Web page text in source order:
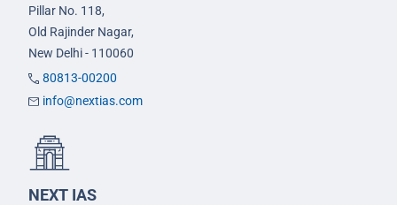
Pillar No. 118,
Old Rajinder Nagar,
New Delhi - 110060
80813-00200
info@nextias.com
NEXT IAS